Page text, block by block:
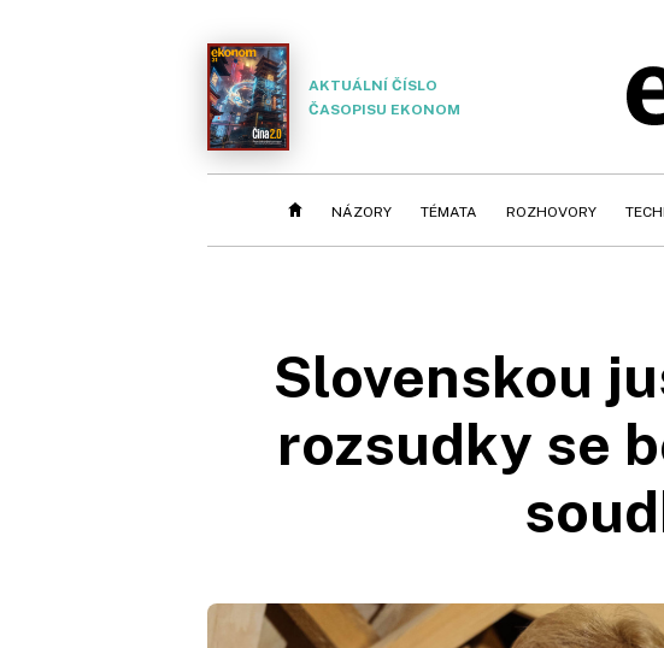
AKTUÁLNÍ ČÍSLO
ČASOPISU EKONOM
NÁZORY TÉMATA ROZHOVORY
Slovenskou
rozsudky se